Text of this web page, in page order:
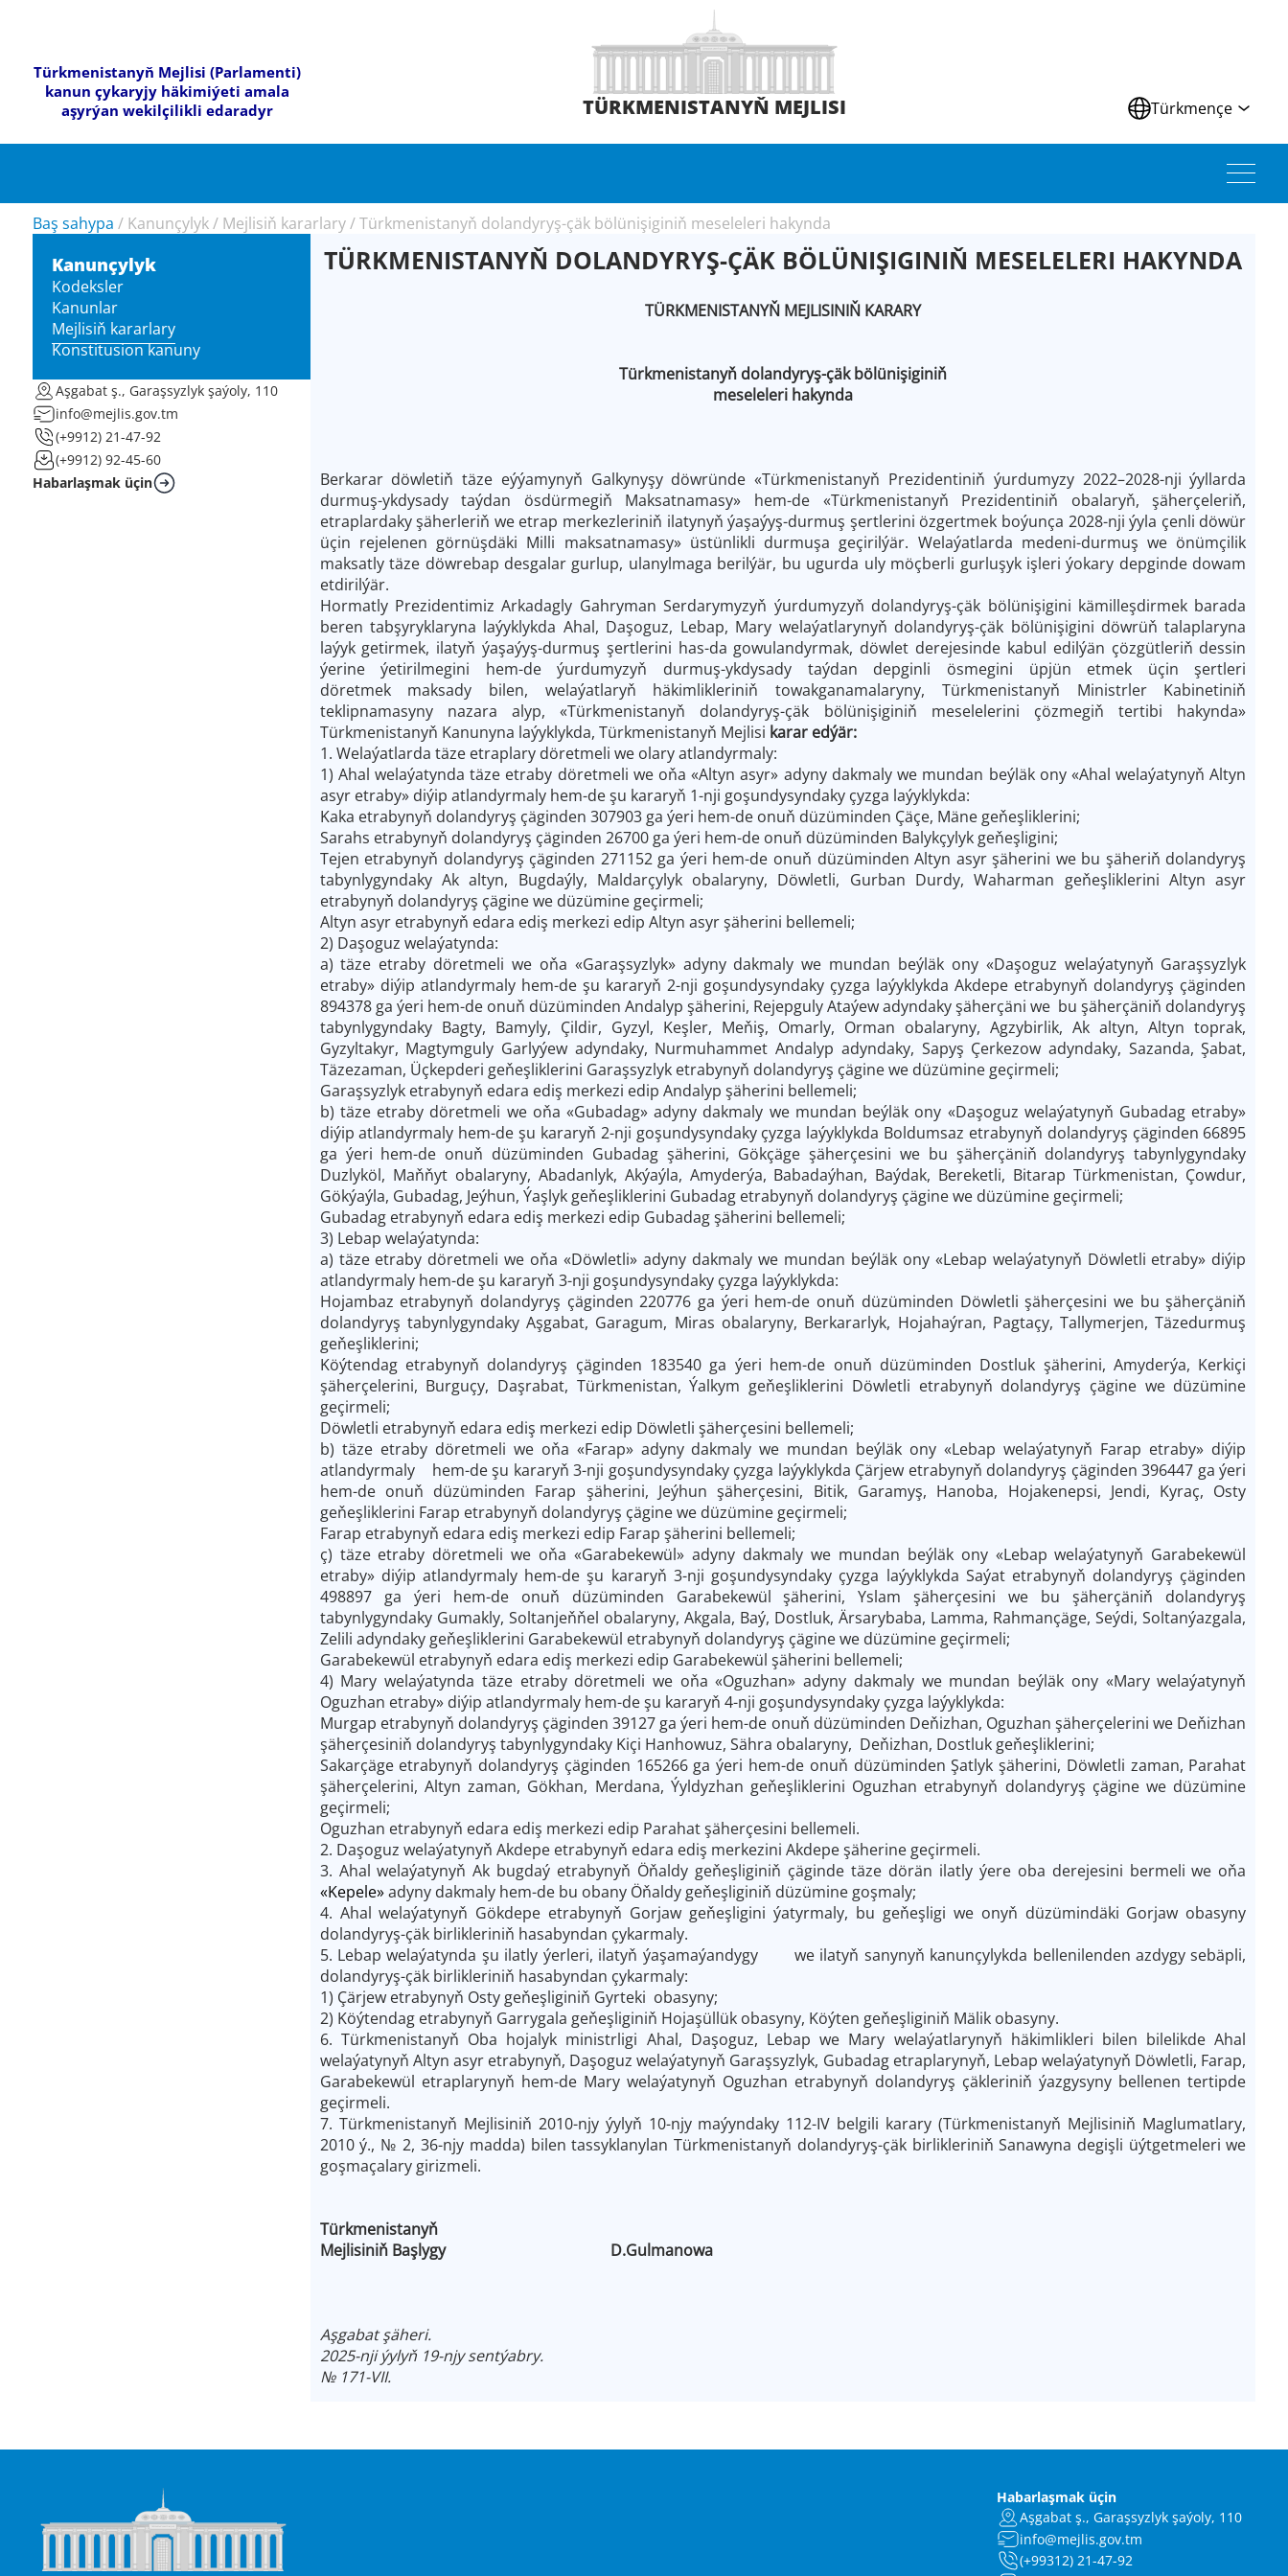
Türkmenistanyň Mejlisi (Parlamenti)
kanun çykaryjy häkimiýeti amala
aşyrýan wekilçilikli edaradyr
TÜRKMENISTANYŇ MEJLISI Türkmençe
Baş sahypa / Kanunçylyk / Mejlisiň kararlary /Türkmenistanyň dolandyryş-çäk bölünişiginiň meseleleri hakynda
Kanunçylyk
Kodeksler
Kanunlar
Mejlisiň kararlary
Konstitusion kanuny
Aşgabat ş., Garaşsyzlyk şaýoly, 110
info@mejlis.gov.tm
(+9912) 21-47-92
(+9912) 92-45-60
Habarlaşmak üçin
TÜRKMENISTANYŇ DOLANDYRYŞ-ÇÄK BÖLÜNIŞIGINIŇ MESELELERI HAKYNDA
TÜRKMENISTANYŇ MEJLISINIŇ KARARY
Türkmenistanyň dolandyryş-çäk bölünişiginiň
meseleleri hakynda
Berkarar döwletiň täze eýýamynyň Galkynyşy döwründe «Türkmenistanyň Prezidentiniň ýurdumyzy 2022–2028-nji ýyllarda
durmuş-ykdysady taýdan ösdürmegiň Maksatnamasy» hem-de «Türkmenistanyň Prezidentiniň obalaryň, şäherçeleriň,
etraplardaky şäherleriň we etrap merkezleriniň ilatynyň ýaşaýyş-durmuş şertlerini özgertmek boýunça 2028-nji ýyla çenli döwür
üçin rejelenen görnüşdäki Milli maksatnamasy» üstünlikli durmuşa geçirilýär. Welaýatlarda medeni-durmuş we önümçilik
maksatly täze döwrebap desgalar gurlup, ulanylmaga berilýär, bu ugurda uly möçberli gurluşyk işleri ýokary depginde dowam
etdirilýär.
Hormatly Prezidentimiz Arkadagly Gahryman Serdarymyzyň ýurdumyzyň dolandyryş-çäk bölünişigini kämilleşdirmek barada
beren tabşyryklaryna laýyklykda Ahal, Daşoguz, Lebap, Mary welaýatlarynyň dolandyryş-çäk bölünişigini döwrüň talaplaryna
laýyk getirmek, ilatyň ýaşaýyş-durmuş şertlerini has-da gowulandyrmak, döwlet derejesinde kabul edilýän çözgütleriň dessin
ýerine ýetirilmegini hem-de ýurdumyzyň durmuş-ykdysady taýdan depginli ösmegini üpjün etmek üçin şertleri
döretmek maksady bilen, welaýatlaryň häkimlikleriniň towakganamalaryny, Türkmenistanyň Ministrler Kabinetiniň
teklipnamasyny nazara alyp, «Türkmenistanyň dolandyryş-çäk bölünişiginiň meselelerini çözmegiň tertibi hakynda»
Türkmenistanyň Kanunyna laýyklykda, Türkmenistanyň Mejlisi karar edýär:
1. Welaýatlarda täze etraplary döretmeli we olary atlandyrmaly:
1) Ahal welaýatynda täze etraby döretmeli we oňa «Altyn asyr» adyny dakmaly we mundan beýläk ony «Ahal welaýatynyň Altyn
asyr etraby» diýip atlandyrmaly hem-de şu kararyň 1-nji goşundysyndaky çyzga laýyklykda:
Kaka etrabynyň dolandyryş çäginden 307903 ga ýeri hem-de onuň düzüminden Çäçe, Mäne geňeşliklerini;
Sarahs etrabynyň dolandyryş çäginden 26700 ga ýeri hem-de onuň düzüminden Balykçylyk geňeşligini;
Tejen etrabynyň dolandyryş çäginden 271152 ga ýeri hem-de onuň düzüminden Altyn asyr şäherini we bu şäheriň dolandyryş
tabynlygyndaky Ak altyn, Bugdaýly, Maldarçylyk obalaryny, Döwletli, Gurban Durdy, Waharman geňeşliklerini Altyn asyr
etrabynyň dolandyryş çägine we düzümine geçirmeli;
Altyn asyr etrabynyň edara ediş merkezi edip Altyn asyr şäherini bellemeli;
2) Daşoguz welaýatynda:
a) täze etraby döretmeli we oňa «Garaşsyzlyk» adyny dakmaly we mundan beýläk ony «Daşoguz welaýatynyň Garaşsyzlyk
etraby» diýip atlandyrmaly hem-de şu kararyň 2-nji goşundysyndaky çyzga laýyklykda Akdepe etrabynyň dolandyryş çäginden
894378 ga ýeri hem-de onuň düzüminden Andalyp şäherini, Rejepguly Ataýew adyndaky şäherçäni we bu şäherçäniň dolandyryş
tabynlygyndaky Bagty, Bamyly, Çildir, Gyzyl, Keşler, Meňiş, Omarly, Orman obalaryny, Agzybirlik, Ak altyn, Altyn toprak,
Gyzyltakyr, Magtymguly Garlyýew adyndaky, Nurmuhammet Andalyp adyndaky, Sapyş Çerkezow adyndaky, Sazanda, Şabat,
Täzezaman, Üçkepderi geňeşliklerini Garaşsyzlyk etrabynyň dolandyryş çägine we düzümine geçirmeli;
Garaşsyzlyk etrabynyň edara ediş merkezi edip Andalyp şäherini bellemeli;
b) täze etraby döretmeli we oňa «Gubadag» adyny dakmaly we mundan beýläk ony «Daşoguz welaýatynyň Gubadag etraby»
diýip atlandyrmaly hem-de şu kararyň 2-nji goşundysyndaky çyzga laýyklykda Boldumsaz etrabynyň dolandyryş çäginden 66895
ga ýeri hem-de onuň düzüminden Gubadag şäherini, Gökçäge şäherçesini we bu şäherçäniň dolandyryş tabynlygyndaky
Duzlyköl, Maňňyt obalaryny, Abadanlyk, Akýaýla, Amyderýa, Babadaýhan, Baýdak, Bereketli, Bitarap Türkmenistan, Çowdur,
Gökýaýla, Gubadag, Jeýhun, Ýaşlyk geňeşliklerini Gubadag etrabynyň dolandyryş çägine we düzümine geçirmeli;
Gubadag etrabynyň edara ediş merkezi edip Gubadag şäherini bellemeli;
3) Lebap welaýatynda:
a) täze etraby döretmeli we oňa «Döwletli» adyny dakmaly we mundan beýläk ony «Lebap welaýatynyň Döwletli etraby» diýip
atlandyrmaly hem-de şu kararyň 3-nji goşundysyndaky çyzga laýyklykda:
Hojambaz etrabynyň dolandyryş çäginden 220776 ga ýeri hem-de onuň düzüminden Döwletli şäherçesini we bu şäherçäniň
dolandyryş tabynlygyndaky Aşgabat, Garagum, Miras obalaryny, Berkararlyk, Hojahaýran, Pagtaçy, Tallymerjen, Täzedurmuş
geňeşliklerini;
Köýtendag etrabynyň dolandyryş çäginden 183540 ga ýeri hem-de onuň düzüminden Dostluk şäherini, Amyderýa, Kerkiçi
şäherçelerini, Burguçy, Daşrabat, Türkmenistan, Ýalkym geňeşliklerini Döwletli etrabynyň dolandyryş çägine we düzümine
geçirmeli;
Döwletli etrabynyň edara ediş merkezi edip Döwletli şäherçesini bellemeli;
b) täze etraby döretmeli we oňa «Farap» adyny dakmaly we mundan beýläk ony «Lebap welaýatynyň Farap etraby» diýip
atlandyrmaly hem-de şu kararyň 3-nji goşundysyndaky çyzga laýyklykda Çärjew etrabynyň dolandyryş çäginden 396447 ga ýeri
hem-de onuň düzüminden Farap şäherini, Jeýhun şäherçesini, Bitik, Garamyş, Hanoba, Hojakenepsi, Jendi, Kyraç, Osty
geňeşliklerini Farap etrabynyň dolandyryş çägine we düzümine geçirmeli;
Farap etrabynyň edara ediş merkezi edip Farap şäherini bellemeli;
ç) täze etraby döretmeli we oňa «Garabekewül» adyny dakmaly we mundan beýläk ony «Lebap welaýatynyň Garabekewül
etraby» diýip atlandyrmaly hem-de şu kararyň 3-nji goşundysyndaky çyzga laýyklykda Saýat etrabynyň dolandyryş çäginden
498897 ga ýeri hem-de onuň düzüminden Garabekewül şäherini, Yslam şäherçesini we bu şäherçäniň dolandyryş
tabynlygyndaky Gumakly, Soltanjeňňel obalaryny, Akgala, Baý, Dostluk, Ärsarybaba, Lamma, Rahmançäge, Seýdi, Soltanýazgala,
Zelili adyndaky geňeşliklerini Garabekewül etrabynyň dolandyryş çägine we düzümine geçirmeli;
Garabekewül etrabynyň edara ediş merkezi edip Garabekewül şäherini bellemeli;
4) Mary welaýatynda täze etraby döretmeli we oňa «Oguzhan» adyny dakmaly we mundan beýläk ony «Mary welaýatynyň
Oguzhan etraby» diýip atlandyrmaly hem-de şu kararyň 4-nji goşundysyndaky çyzga laýyklykda:
Murgap etrabynyň dolandyryş çäginden 39127 ga ýeri hem-de onuň düzüminden Deňizhan, Oguzhan şäherçelerini we Deňizhan
şäherçesiniň dolandyryş tabynlygyndaky Kiçi Hanhowuz, Sähra obalaryny, Deňizhan, Dostluk geňeşliklerini;
Sakarçäge etrabynyň dolandyryş çäginden 165266 ga ýeri hem-de onuň düzüminden Şatlyk şäherini, Döwletli zaman, Parahat
şäherçelerini, Altyn zaman, Gökhan, Merdana, Ýyldyzhan geňeşliklerini Oguzhan etrabynyň dolandyryş çägine we düzümine
geçirmeli;
Oguzhan etrabynyň edara ediş merkezi edip Parahat şäherçesini bellemeli.
2. Daşoguz welaýatynyň Akdepe etrabynyň edara ediş merkezini Akdepe şäherine geçirmeli.
3. Ahal welaýatynyň Ak bugdaý etrabynyň Öňaldy geňeşliginiň çäginde täze dörän ilatly ýere oba derejesini bermeli we oňa
«Kepele»adyny dakmaly hem-de bu obany Öňaldy geňeşliginiň düzümine goşmaly;
4. Ahal welaýatynyň Gökdepe etrabynyň Gorjaw geňeşligini ýatyrmaly, bu geňeşligi we onyň düzümindäki Gorjaw obasyny
dolandyryş-çäk birlikleriniň hasabyndan çykarmaly.
5. Lebap welaýatynda şu ilatly ýerleri, ilatyň ýaşamaýandygy we ilatyň sanynyň kanunçylykda bellenilenden azdygy sebäpli,
dolandyryş-çäk birlikleriniň hasabyndan çykarmaly:
1) Çärjew etrabynyň Osty geňeşliginiň Gyrteki obasyny;
2) Köýtendag etrabynyň Garrygala geňeşliginiň Hojaşüllük obasyny, Köýten geňeşliginiň Mälik obasyny.
6. Türkmenistanyň Oba hojalyk ministrligi Ahal, Daşoguz, Lebap we Mary welaýatlarynyň häkimlikleri bilen bilelikde Ahal
welaýatynyň Altyn asyr etrabynyň, Daşoguz welaýatynyň Garaşsyzlyk, Gubadag etraplarynyň, Lebap welaýatynyň Döwletli, Farap,
Garabekewül etraplarynyň hem-de Mary welaýatynyň Oguzhan etrabynyň dolandyryş çäkleriniň ýazgysyny bellenen tertipde
geçirmeli.
7. Türkmenistanyň Mejlisiniň 2010-njy ýylyň 10-njy maýyndaky 112-IV belgili karary (Türkmenistanyň Mejlisiniň Maglumatlary,
2010 ý., № 2, 36-njy madda) bilen tassyklanylan Türkmenistanyň dolandyryş-çäk birlikleriniň Sanawyna degişli üýtgetmeleri we
goşmaçalary girizmeli.
Türkmenistanyň
Mejlisiniň Başlygy D.Gulmanowa
Aşgabat şäheri.
2025-nji ýylyň 19-njy sentýabry.
№ 171-VII.
Habarlaşmak üçin
Aşgabat ş., Garaşsyzlyk şaýoly, 110
info@mejlis.gov.tm
(+99312) 21-47-92